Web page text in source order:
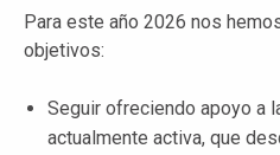
Para este año 2026 nos
objetivos:
Seguir ofreciendo apoyo a
actualmente activa, que